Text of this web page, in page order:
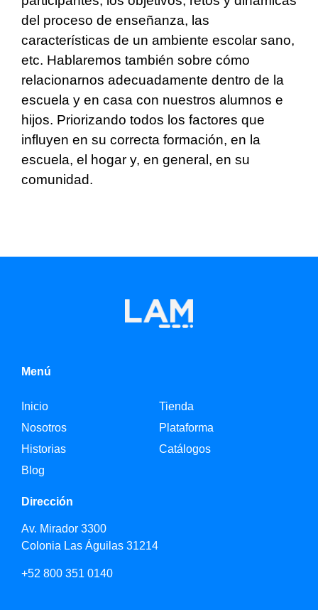
del proceso de enseñanza, las
características de un ambiente escolar sano,
etc. Hablaremos también sobre cómo
relacionarnos adecuadamente dentro de la
escuela y en casa con nuestros alumnos e
hijos. Priorizando todos los factores que
influyen en su correcta formación, en la
escuela, el hogar y, en general, en su
comunidad.
Menú
Inicio
Nosotros
Historias
Blog
Tienda
Plataforma
Catálogos
Dirección
Av. Mirador 3300
Colonia Las Águilas 31214
+52 800 351 0140